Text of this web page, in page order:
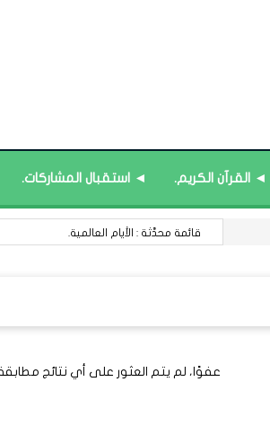
◄ القرآن الكريم. ◄ استقبال المشاركات.
قائمة محدَّثة : الأيام العالمية.
عفوًا، لم يتم العثور على أي نتائج